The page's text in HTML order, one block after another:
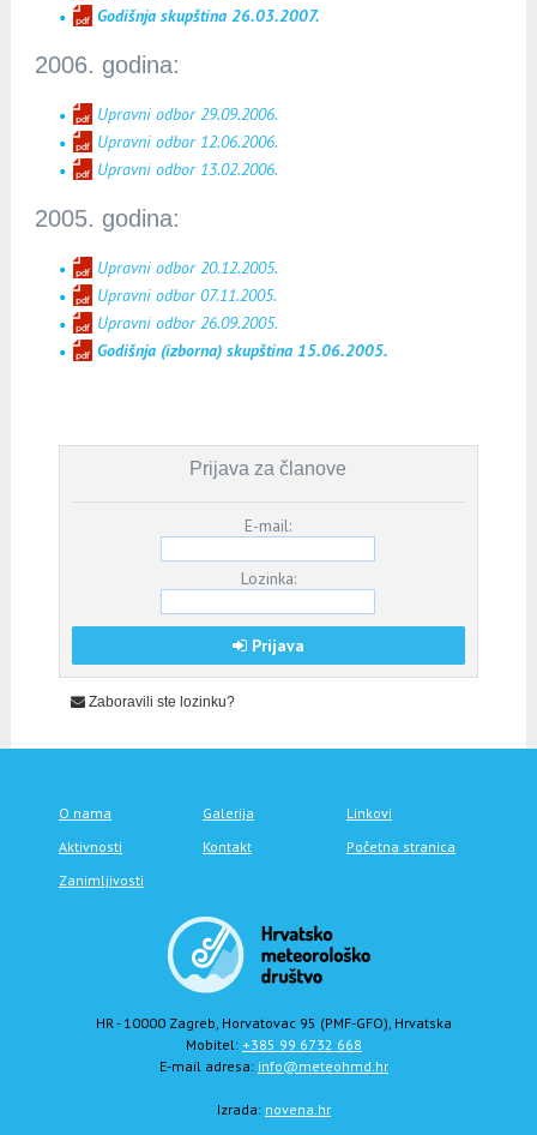
Godišnja skupština 26.03.2007.
2006. godina:
Upravni odbor 29.09.2006.
Upravni odbor 12.06.2006.
Upravni odbor 13.02.2006.
2005. godina:
Upravni odbor 20.12.2005.
Upravni odbor 07.11.2005.
Upravni odbor 26.09.2005.
Godišnja (izborna) skupština 15.06.2005.
Prijava za članove
E-mail:
Lozinka:
Prijava
Zaboravili ste lozinku?
O nama Galerija
Linkovi
Aktivnosti
Kontakt
Početna stranica
Zanimljivosti
HR - 10000 Zagreb, Horvatovac 95 (PMF-GFO), Hrvatska
Mobitel: +385 99 6732 668
E-mail adresa: info@meteohmd.hr
Izrada: novena.hr